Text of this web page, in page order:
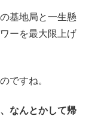
基地局と一生懸
ーを最大限上げ
ですね。
なんとかして帰